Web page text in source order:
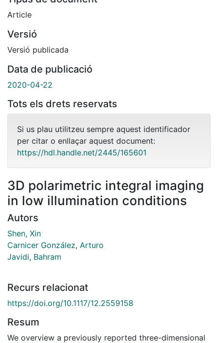
Article
Versió
Versió publicada
Data de publicació
2020-04-22
Tots els drets reservats
Si us plau utilitzeu sempre aquest identificador
per citar o enllaçar aquest document:
https://hdl.handle.net/2445/165601
3D polarimetric integral imaging
in low illumination conditions
Autors
Shen, Xin
Carnicer González, Arturo
Javidi, Bahram
Recurs relacionat
https://doi.org/10.1117/12.2559158
Resum
We overview a previously reported three-dimensional